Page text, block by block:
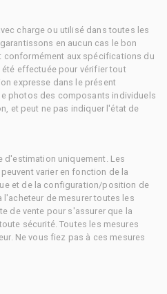
charge ou utilisé dans toutes les
en aucun cas le bon
aux spécifications du
effectuée pour vérifier tout
expresse dans le présent
photos des composants individuels
et peut ne pas indiquer l'état de
d'estimation uniquement. Les
varier en fonction de la
et de la configuration/position de
l'acheteur de mesurer toutes les
de vente pour s'assurer que la
sécurité. Toutes les mesures
Ne vous fiez pas à ces mesures